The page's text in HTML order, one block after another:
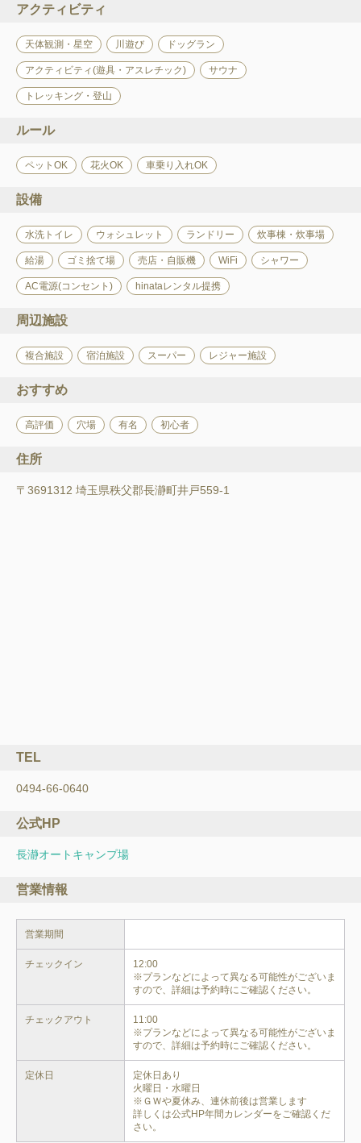
アクティビティ
天体観測・星空 川遊び ドッグラン
アクティビティ(遊具・アスレチック) サウナ
トレッキング・登山
ルール
ペットOK 花火OK 車乗り入れOK
設備
水洗トイレ ウォシュレット ランドリー 炊事棟・炊事場
給湯 ゴミ捨て場 売店・自販機 WiFi シャワー
AC電源(コンセント) hinataレンタル提携
周辺施設
複合施設 宿泊施設 スーパー レジャー施設
おすすめ
高評価 穴場 有名 初心者
住所
〒3691312 埼玉県秩父郡長瀞町井戸559-1
TEL
0494-66-0640
公式HP
長瀞オートキャンプ場
営業情報
営業期間
チェックイン
12:00
※プランなどによって異なる可能性がございま
すので、詳細は予約時にご確認ください。
チェックアウト
11:00
※プランなどによって異なる可能性がございま
すので、詳細は予約時にご確認ください。
定休日
定休日あり
火曜日・水曜日
※ＧＷや夏休み、連休前後は営業します
詳しくは公式HP年間カレンダーをご確認くだ
さい。